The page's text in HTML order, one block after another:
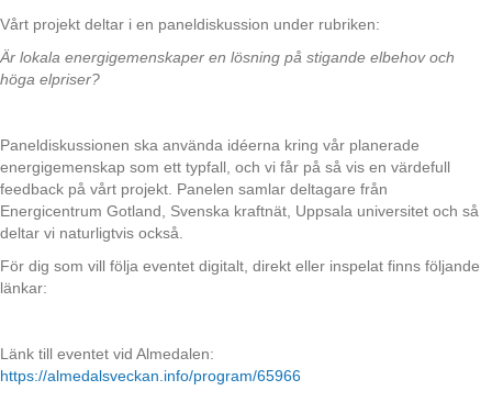
Vårt projekt deltar i en paneldiskussion under rubriken:
Är lokala energigemenskaper en lösning på stigande elbehov och
höga elpriser?
Paneldiskussionen ska använda idéerna kring vår planerade
energigemenskap som ett typfall, och vi får på så vis en värdefull
feedback på vårt projekt. Panelen samlar deltagare från
Energicentrum Gotland, Svenska kraftnät, Uppsala universitet och så
deltar vi naturligtvis också.
För dig som vill följa eventet digitalt, direkt eller inspelat finns följande
länkar:
Länk till eventet vid Almedalen:
https://almedalsveckan.info/program/65966